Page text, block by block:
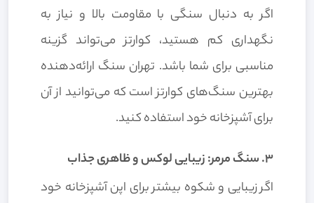
اگر به دنبال سنگی با مقاومت بالا و نیاز به
نگهداری کم هستید، کوارتز می‌تواند گزینه
مناسبی برای شما باشد. تهران سنگ ارائه‌دهنده
بهترین سنگ‌های کوارتز است که می‌توانید از آن
برای آشپزخانه خود استفاده کنید.
3. سنگ مرمر: زیبایی لوکس و ظاهری جذاب
اگر زیبایی و شکوه بیشتر برای اپن آشپزخانه خود